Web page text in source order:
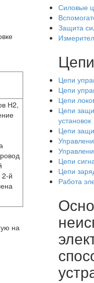
Н2,
й
на
Силовые
Защита
Цепи
Цепи
Цепи
Цепи
установок
Цепи
Цепи
Цепи
Работа